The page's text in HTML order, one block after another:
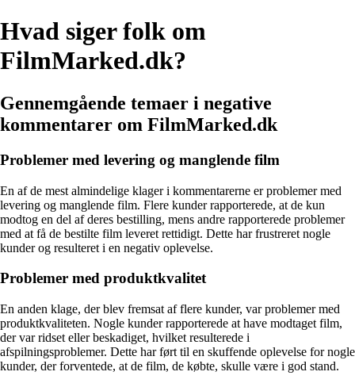
Hvad siger folk om
FilmMarked.dk?
Gennemgående temaer i negative
kommentarer om FilmMarked.dk
Problemer med levering og manglende film
En af de mest almindelige klager i kommentarerne er problemer med
levering og manglende film. Flere kunder rapporterede, at de kun
modtog en del af deres bestilling, mens andre rapporterede problemer
med at få de bestilte film leveret rettidigt. Dette har frustreret nogle
kunder og resulteret i en negativ oplevelse.
Problemer med produktkvalitet
En anden klage, der blev fremsat af flere kunder, var problemer med
produktkvaliteten. Nogle kunder rapporterede at have modtaget film,
der var ridset eller beskadiget, hvilket resulterede i
afspilningsproblemer. Dette har ført til en skuffende oplevelse for nogle
kunder, der forventede, at de film, de købte, skulle være i god stand.